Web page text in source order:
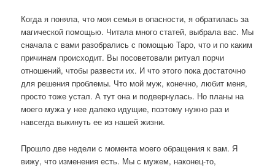
Когда я поняла, что моя семья в опасности, я обратилась за
магической помощью. Читала много статей, выбрала вас. Мы
сначала с вами разобрались с помощью Таро, что и по каким
причинам происходит. Вы посоветовали ритуал порчи
отношений, чтобы развести их. И что этого пока достаточно
для решения проблемы. Что мой муж, конечно, любит меня,
просто тоже устал. А тут она и подвернулась. Но планы на
моего мужа у нее далеко идущие, поэтому нужно раз и
навсегда выкинуть ее из нашей жизни.
Прошло две недели с момента моего обращения к вам. Я
вижу, что изменения есть. Мы с мужем, наконец-то,